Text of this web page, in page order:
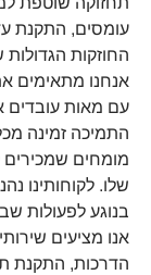
עומסים, התקנת
החוזקות
אנחנו מתאימים
עם מאות עובדים
התמיכה זמינה
מומחים שמכירים
שלו. לקוחותינו
בנוגע לפעולות
הדרכות, התקנת